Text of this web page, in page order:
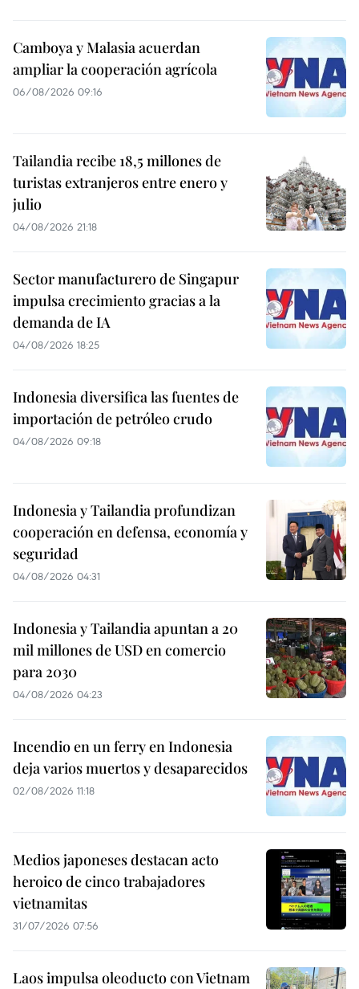
Camboya y Malasia acuerdan
ampliar la cooperación agrícola
06/08/2026 09:16
Tailandia recibe 18,5 millones de
turistas extranjeros entre enero y
julio
04/08/2026 21:18
Sector manufacturero de Singapur
impulsa crecimiento gracias a la
demanda de IA
04/08/2026 18:25
Indonesia diversifica las fuentes de
importación de petróleo crudo
04/08/2026 09:18
Indonesia y Tailandia profundizan
cooperación en defensa, economía y
seguridad
04/08/2026 04:31
Indonesia y Tailandia apuntan a 20
mil millones de USD en comercio
para 2030
04/08/2026 04:23
Incendio en un ferry en Indonesia
deja varios muertos y desaparecidos
02/08/2026 11:18
Medios japoneses destacan acto
heroico de cinco trabajadores
vietnamitas
31/07/2026 07:56
Laos impulsa oleoducto con Vietnam